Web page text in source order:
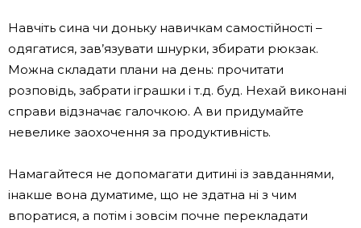
Навчіть сина чи доньку навичкам самостійності –
одягатися, зав’язувати шнурки, збирати рюкзак.
Можна складати плани на день: прочитати
розповідь, забрати іграшки і т.д. буд. Нехай виконані
справи відзначає галочкою. А ви придумайте
невелике заохочення за продуктивність.
Намагайтеся не допомагати дитині із завданнями,
інакше вона думатиме, що не здатна ні з чим
впоратися, а потім і зовсім почне перекладати